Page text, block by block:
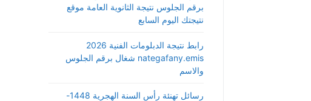
برقم الجلوس نتيجة الثانوية العامة موقع
نتيجتك اليوم السابع
رابط نتيجة الدبلومات الفنية 2026
nategafany.emis شغال برقم الجلوس
والاسم
رسائل تهنئة رأس السنة الهجرية 1448-